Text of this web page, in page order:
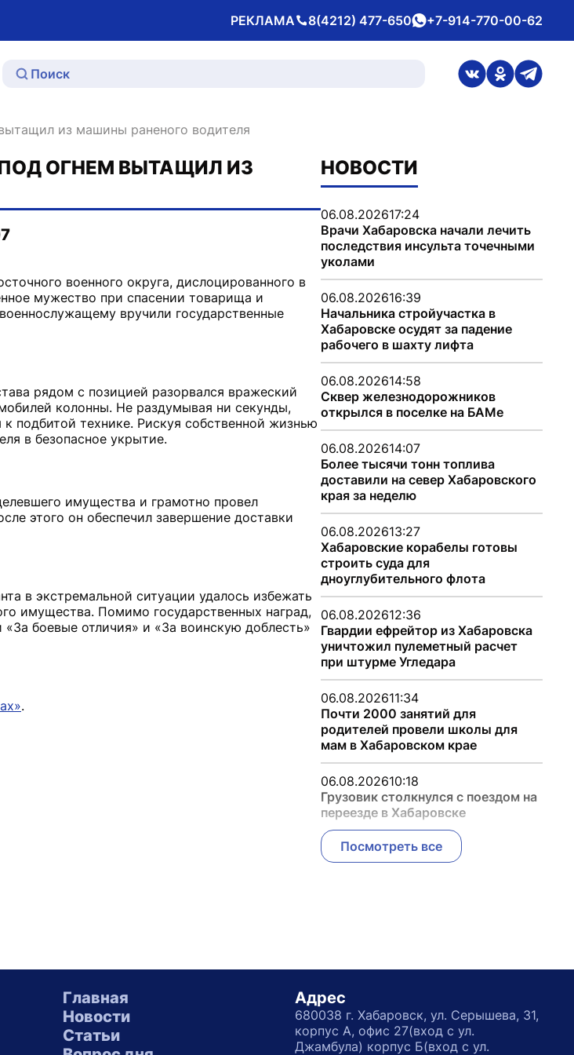
РЕКЛАМА
Телефон 8(4212) 477-650whatsApp
+7-914-770-00-62
ссылка на
ссылка на
из машины раненого водителя
ОГНЕМ ВЫТАЩИЛ ИЗ
военного округа, дислоцированного в
мужество при спасении товарища и
вручили государственные
рядом с позицией разорвался вражеский
колонны. Не раздумывая ни секунды,
подбитой технике. Рискуя собственной жизнью
в безопасное укрытие.
имущества и грамотно провел
этого он обеспечил завершение доставки
в экстремальной ситуации удалось избежать
имущества. Помимо государственных наград,
боевые отличия» и «За воинскую доблесть»
.
НОВОСТИ
06.08.202617:24
Врачи Хабаровска начали лечить
последствия инсульта точечными
уколами
06.08.202616:39
Начальника стройучастка в
Хабаровске осудят за падение
рабочего в шахту лифта
06.08.202614:58
Сквер железнодорожников
открылся в поселке на БАМе
06.08.202614:07
Более тысячи тонн топлива
доставили на север Хабаровского
края за неделю
06.08.202613:27
Хабаровские корабелы готовы
строить суда для
дноуглубительного флота
06.08.202612:36
Гвардии ефрейтор из Хабаровска
уничтожил пулеметный расчет
при штурме Угледара
06.08.202611:34
Почти 2000 занятий для
родителей провели школы для
мам в Хабаровском крае
06.08.202610:18
Грузовик столкнулся с поездом на
переезде в Хабаровске
Посмотреть все
Главная
Новости
Статьи
Адрес
680038 г. Хабаровск, ул. Серышева, 31,
корпус А, офис 27(вход с ул.
Джамбула) корпус Б(вход с ул.